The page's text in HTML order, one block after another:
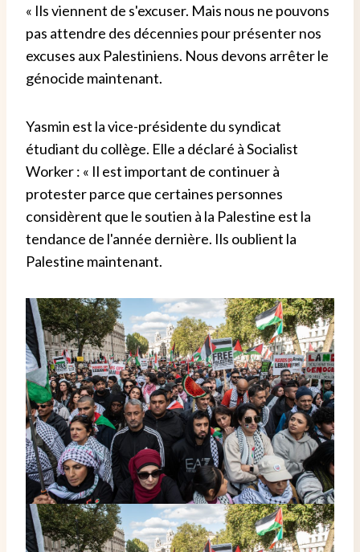
« Ils viennent de s'excuser. Mais nous ne pouvons
pas attendre des décennies pour présenter nos
excuses aux Palestiniens. Nous devons arrêter le
génocide maintenant.
Yasmin est la vice-présidente du syndicat
étudiant du collège. Elle a déclaré à Socialist
Worker : « Il est important de continuer à
protester parce que certaines personnes
considèrent que le soutien à la Palestine est la
tendance de l'année dernière. Ils oublient la
Palestine maintenant.